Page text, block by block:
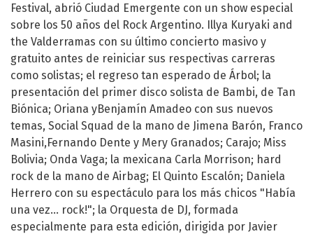
Festival, abrió Ciudad Emergente con un show especial
sobre los 50 años del Rock Argentino. Illya Kuryaki and
the Valderramas con su último concierto masivo y
gratuito antes de reiniciar sus respectivas carreras
como solistas; el regreso tan esperado de Árbol; la
presentación del primer disco solista de Bambi, de Tan
Biónica; Oriana yBenjamín Amadeo con sus nuevos
temas, Social Squad de la mano de Jimena Barón, Franco
Masini,Fernando Dente y Mery Granados; Carajo; Miss
Bolivia; Onda Vaga; la mexicana Carla Morrison; hard
rock de la mano de Airbag; El Quinto Escalón; Daniela
Herrero con su espectáculo para los más chicos "Había
una vez... rock!"; la Orquesta de DJ, formada
especialmente para esta edición, dirigida por Javier